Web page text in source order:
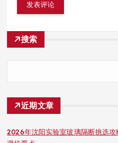
搜索
近期文章
2026年沈阳实验室玻璃隔断挑选